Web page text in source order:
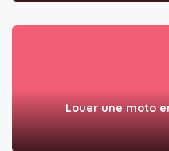
Louer une moto